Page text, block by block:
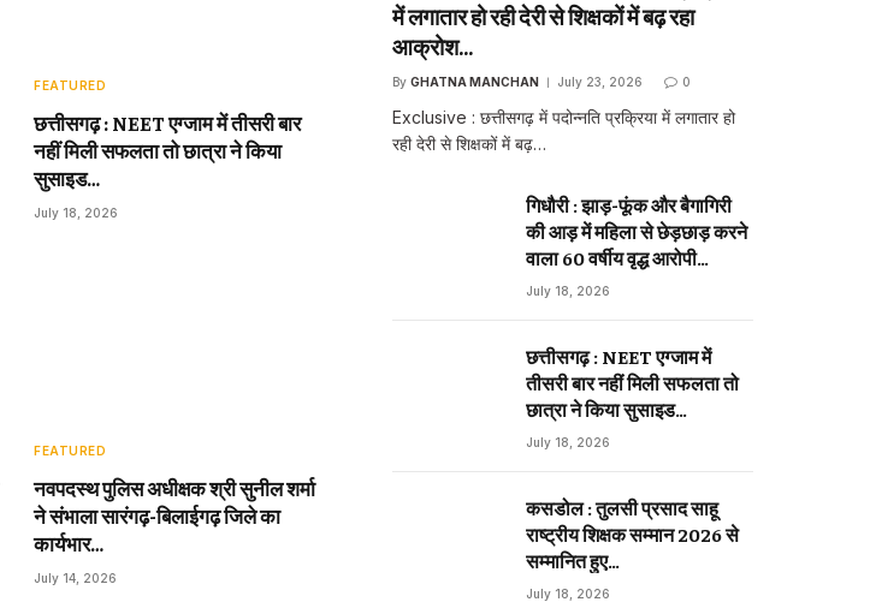
FEATURED
छत्तीसगढ़ : NEET एग्जाम में तीसरी बार
नहीं मिली सफलता तो छात्रा ने किया
सुसाइड…
July 18, 2026
FEATURED
नवपदस्थ पुलिस अधीक्षक श्री सुनील शर्मा
ने संभाला सारंगढ़-बिलाईगढ़ जिले का
कार्यभार…
July 14, 2026
में लगातार हो रही देरी से शिक्षकों में बढ़ रहा
आक्रोश…
By GHATNA MANCHAN July 23, 2026 0
Exclusive : छत्तीसगढ़ में पदोन्नति प्रक्रिया में लगातार हो
रही देरी से शिक्षकों में बढ़…
गिधौरी : झाड़-फूंक और बैगागिरी
की आड़ में महिला से छेड़छाड़ करने
वाला 60 वर्षीय वृद्ध आरोपी
गिरफ्तार…
July 18, 2026
छत्तीसगढ़ : NEET एग्जाम में
तीसरी बार नहीं मिली सफलता तो
छात्रा ने किया सुसाइड…
July 18, 2026
कसडोल : तुलसी प्रसाद साहू
राष्ट्रीय शिक्षक सम्मान 2026 से
सम्मानित हुए…
July 18, 2026